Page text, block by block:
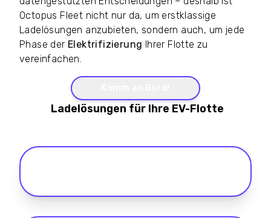
Octopus Fleet nicht nur da, um erstklassige
Ladelösungen anzubieten, sondern auch, um jede
Phase der Elektrifizierung Ihrer Flotte zu
vereinfachen.
Ladelösungen für Ihre EV-Flotte